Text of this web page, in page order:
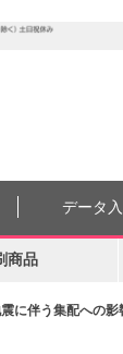
に伴う集配への
データ
商品